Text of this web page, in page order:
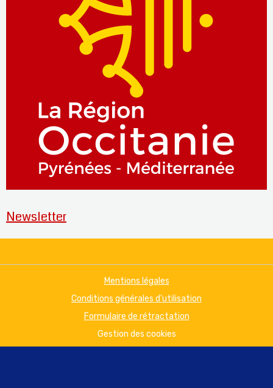
Newsletter
Mentions légales
Conditions générales d'utilisation
Formulaire de rétractation
Gestion des cookies